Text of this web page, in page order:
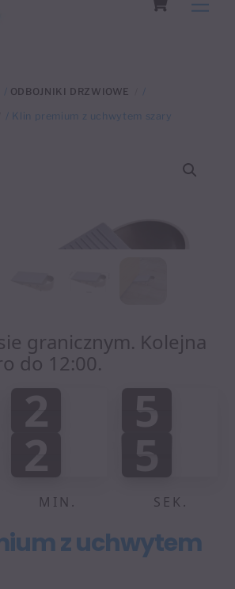
/ ODBOJNIKI DRZWIOWE /
/ Klin premium z uchwytem szary
granicznym. Kolejna
do 12:00.
2
0
2
2
0
2
5
0
5
4
5
4
6
5
MIN. SEK.
z uchwytem